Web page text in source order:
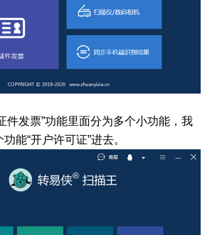
件发票”功能里面分为多个小功能，我
能“开户许可证”进去。